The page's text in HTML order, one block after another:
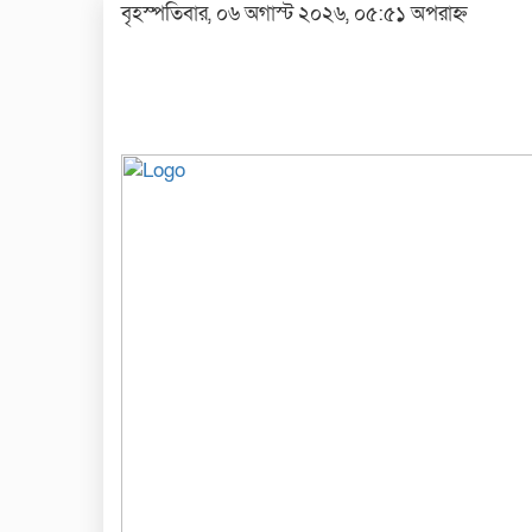
বৃহস্পতিবার, ০৬ অগাস্ট ২০২৬, ০৫:৫১ অপরাহ্ন